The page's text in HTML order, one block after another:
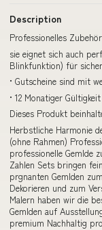
Description
Professionelles
sie eignet sich auch
Blinkfunktion) für
• Gutscheine sind mit
• 12 Monatiger Gültigkeit
Dieses Produkt
Herbstliche Harmonie
(ohne Rahmen)
professionelle Gemlde
Zahlen Sets bringen
prgnanten Gemlden
Dekorieren und zum
Malern haben wir die
Gemlden auf
premium Nachhaltig